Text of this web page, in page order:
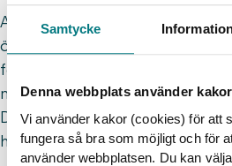
Samtycke
Denna webbplats använder
Vi använder kakor (cookies) för att
fungera så bra som möjligt och för
använder webbplatsen. Du kan
Avsaknaden av nationella
översätta vilken
försvårar många kommuners
miljökvalitetsnormer (MKN) och
Detta innebär även att det blir
hållbar dagvattenhantering som